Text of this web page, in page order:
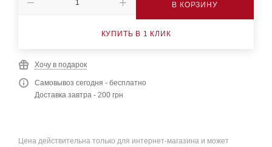
В КОРЗИНУ
КУПИТЬ В 1 КЛИК
Хочу в подарок
Самовывоз сегодня - бесплатно
Доставка завтра - 200 грн
Цена действительна только для интернет-магазина и может